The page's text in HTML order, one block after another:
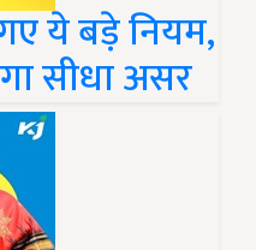
ये बड़े नियम,
सीधा असर